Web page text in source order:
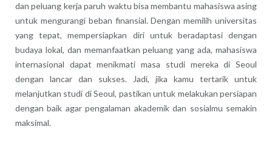
dan peluang kerja paruh waktu bisa membantu mahasiswa asing
untuk mengurangi beban finansial. Dengan memilih universitas
yang tepat, mempersiapkan diri untuk beradaptasi dengan
budaya lokal, dan memanfaatkan peluang yang ada, mahasiswa
internasional dapat menikmati masa studi mereka di Seoul
dengan lancar dan sukses. Jadi, jika kamu tertarik untuk
melanjutkan studi di Seoul, pastikan untuk melakukan persiapan
dengan baik agar pengalaman akademik dan sosialmu semakin
maksimal.